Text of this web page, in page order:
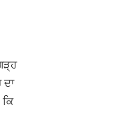
ਦਾ